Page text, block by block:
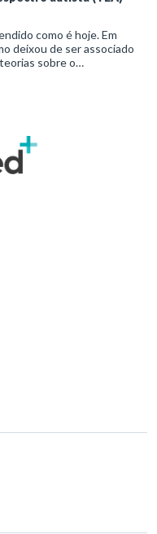
como é hoje. Em
deixou de ser associado
sobre o